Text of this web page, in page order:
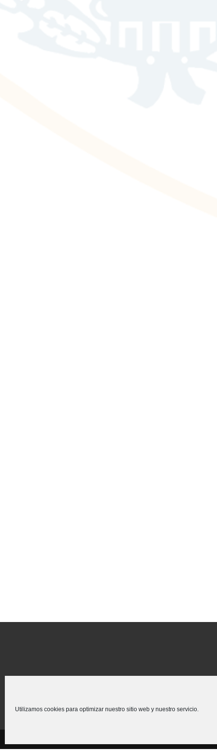
Utilizamos cookies para optimizar nuestro sitio web y nuestro servicio.